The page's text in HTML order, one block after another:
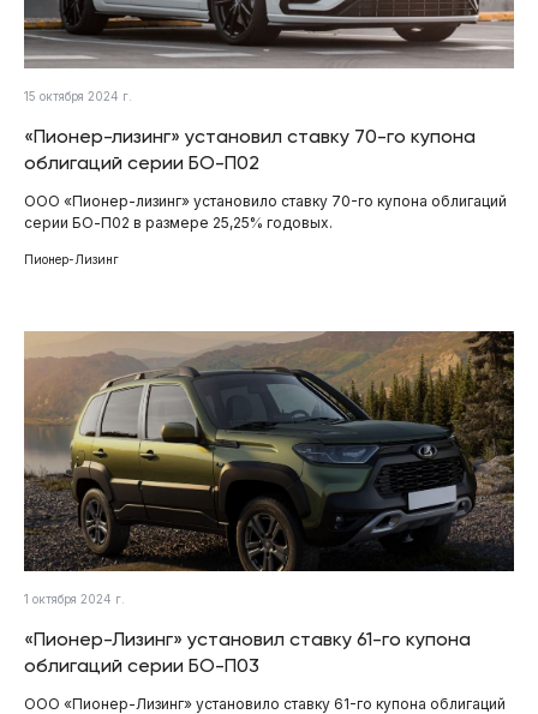
15 октября 2024 г.
«Пионер-лизинг» установил ставку 70-го купона
облигаций серии БО-П02
ООО «Пионер-лизинг» установило ставку 70-го купона облигаций
серии БО-П02 в размере 25,25% годовых.
Пионер-Лизинг
1 октября 2024 г.
«Пионер-Лизинг» установил ставку 61-го купона
облигаций серии БО-П03
ООО «Пионер-Лизинг» установило ставку 61-го купона облигаций